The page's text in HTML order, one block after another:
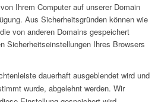
Ihrem Computer auf unserer Domain
Aus Sicherheitsgründen können wie
von anderen Domains gespeichert
Sicherheitseinstellungen Ihres Browsers
dauerhaft ausgeblendet wird und
wurde, abgelehnt werden. Wir